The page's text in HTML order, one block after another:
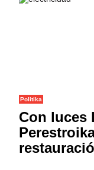
Politika
Con luces